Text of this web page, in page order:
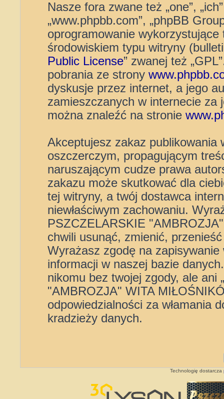
Nasze fora zwane też „one”,
„www.phpbb.com”, „phpBB
oprogramowanie
środowiskiem typu witryny
Public License” zwanej też
pobrania ze strony
dyskusje przez internet, a jego
zamieszczanych w internecie za
można znaleźć na stronie
Akceptujesz zakaz publikowania
oszczerczym, propagującym
naruszającym cudze prawa
zakazu może skutkować dla
tej witryny, a twój dostawca
niewłaściwym zachowaniu.
PSZCZELARSKIE
chwili usunąć, zmienić,
Wyrażasz zgodę na
informacji w naszej bazie
nikomu bez twojej zgody, ale ani
"AMBROZJA" WITA
odpowiedzialności za włamania
kradzieży danych.
Technologię dostarcza